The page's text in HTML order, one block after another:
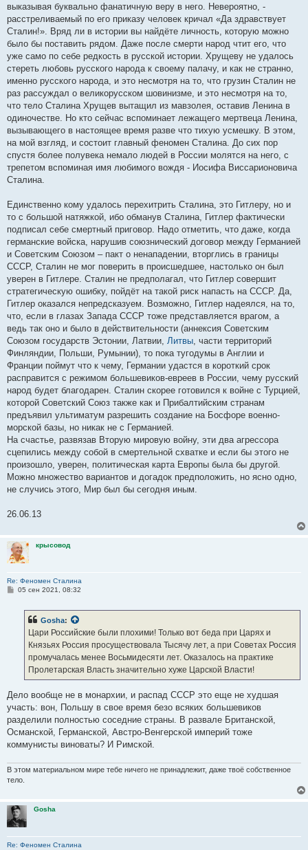
выказывая буквально фанатичную веру в него. Невероятно, -
расстреливаемый по его приказу человек кричал «Да здравствует
Сталин!». Вряд ли в истории вы найдёте личность, которую можно
было бы поставить рядом. Даже после смерти народ чтит его, что
уже само по себе редкость в русской истории. Хрущеву не удалось
стереть любовь русского народа к своему палачу, и как не странно,
именно русского народа, и это несмотря на то, что грузин Сталин не
раз рассуждал о великорусском шовинизме, и это несмотря на то,
что тело Сталина Хрущев вытащил из мавзолея, оставив Ленина в
одиночестве. Но кто сейчас вспоминает лежащего мертвеца Ленина,
вызывающего в настоящее время разве что тихую усмешку. В этом,
на мой взгляд, и состоит главный феномен Сталина. До сих пор
спустя более полувека немало людей в России молятся на него, с
трепетом вспоминая имя любимого вождя - Иосифа Виссарионовича
Сталина.
Единственно кому удалось перехитрить Сталина, это Гитлеру, но и
то с большой натяжкой, ибо обманув Сталина, Гитлер фактически
подписал себе смертный приговор. Надо отметить, что даже, когда
германские войска, нарушив союзнический договор между Германией
и Советским Союзом – пакт о ненападении, вторглись в границы
СССР, Сталин не мог поверить в происшедшее, настолько он был
уверен в Гитлере. Сталин не предполагал, что Гитлер совершит
стратегическую ошибку, пойдёт на такой риск напасть на СССР. Да,
Гитлер оказался непредсказуем. Возможно, Гитлер надеялся, на то,
что, если в глазах Запада СССР тоже представляется врагом, а
ведь так оно и было в действительности (аннексия Советским
Союзом государств Эстонии, Латвии, Литвы, части территорий
Финляндии, Польши, Румынии), то пока тугодумы в Англии и
Франции поймут что к чему, Германии удастся в короткий срок
расправится с режимом большевиков-евреев в России, чему русский
народ будет благодарен. Сталин скорее готовился к войне с Турцией,
которой Советский Союз также как и Прибалтийским странам
предъявил ультиматум разрешить создание на Босфоре военно-
морской базы, но никак не с Германией.
На счастье, развязав Вторую мировую войну, эти два агрессора
сцепились между собой в смертельной схватке и если бы этого не
произошло, уверен, политическая карта Европы была бы другой.
Можно множество вариантов и догадок предположить, но ясно одно,
не случись этого, Мир был бы сегодня иным.
26.06.13
крысовод
Re: Феномен Сталина
С05 сен 2021, 08:32
Gosha:
Цари Российские были плохими! Только вот беда при Царях и
Князьях Россия просуществовала Тысячу лет, а при Советах Россия
промучалась менее Восьмидесяти лет. Оказалось на практике
Пролетарская Власть значительно хуже Царской Власти!
Дело вообще не в монархии, и распад СССР это еще не худшая
участь: вон, Польшу в свое время безо всяких большевиков
разделили полностью соседние страны. В развале Британской,
Османской, Германской, Австро-Венгерской империй тоже
коммунисты виноваты? И Римской.
В этом материальном мире тебе ничего не принадлежит, даже твоё собственное
тело.
Gosha
Re: Феномен Сталина